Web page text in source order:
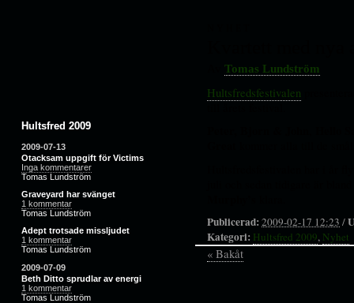
Hultsfred 2009
2009-07-13
Otacksam uppgift för Victims
Inga kommentarer
Tomas Lundström
Graveyard har svänget
1 kommentar
Tomas Lundström
Adept trotsade missljudet
1 kommentar
Tomas Lundström
2009-07-09
Beth Ditto sprudlar av energi
1 kommentar
Tomas Lundström
Tomas Lundström
Hultsfredsfestivalen
Publicerad:2009-02-17 12:23 /
Kategori: Hultsfred 2009, Nyhet
« Bakåt